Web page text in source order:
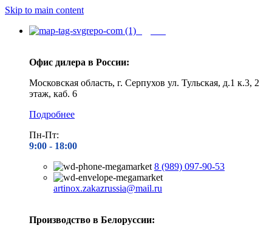
Skip to main content
Офис дилера в России:
Московская область, г. Серпухов ул. Тульская, д.1 к.3, 2
этаж, каб. 6
Подробнее
Пн-Пт:
9:00 - 18:00
8 (989) 097-90-53
artinox.zakazrussia@mail.ru
Производство в Белоруссии: